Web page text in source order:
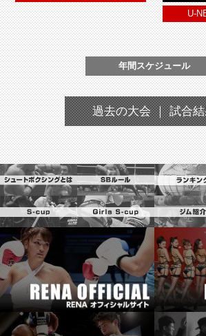
U-
年間スケジュール
過去の大会 ｜ 試合